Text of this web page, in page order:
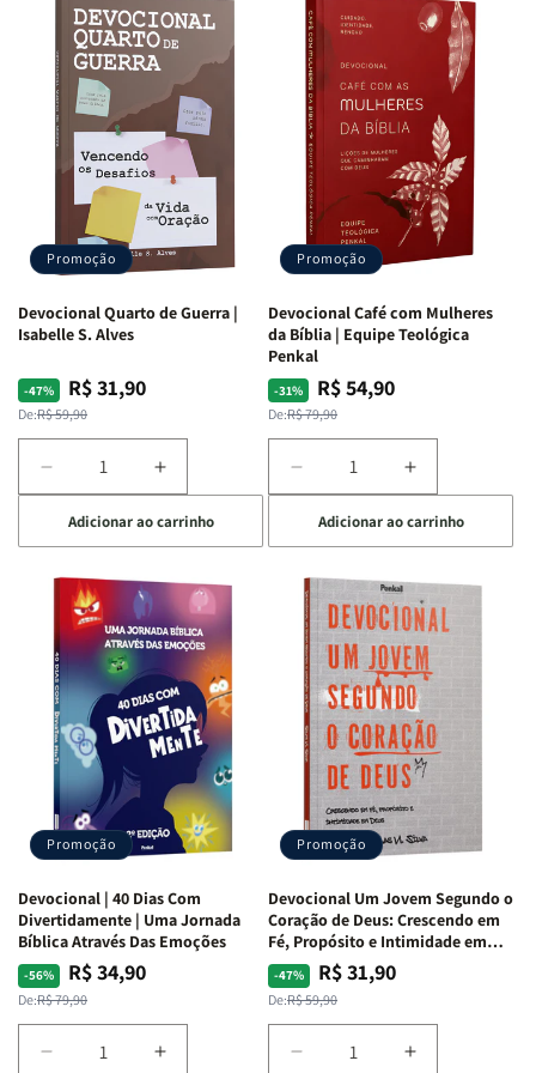
Promoção
Devocional Quarto de Guerra |
Isabelle S. Alves
-47%
Preço
normal
De:R$ 59,90
Preço
promocional
R$ 31,90
Diminuir
a
quantidade
de
Devocional
Quarto
de
Guerra
Isabelle
S.
Alves
Aumentar
a
quantidade
de
Devocional
Quarto
de
Guerra
|
Isabelle
S.
Alves
Adicionar ao carrinho
Promoção
Devocional Café com Mulheres
da Bíblia | Equipe Teológica
Penkal
-31%
Preço
normal
De:R$ 79,90
Preço
promocional
R$ 54,90
Diminuir
a
quantidade
de
Devocional
Café
com
Mulheres
da
Bíblia
Equipe
Teológica
Penkal
Aumentar
a
quantidade
de
Devocional
Café
com
Mulheres
da
Bíblia
|
Equipe
Teológica
Penkal
Adicionar ao carrinho
Promoção
Devocional | 40 Dias Com
Divertidamente | Uma Jornada
Bíblica Através Das Emoções
-56%
Preço
normal
De:R$ 79,90
Preço
promocional
R$ 34,90
Diminuir
Aumentar
Promoção
Devocional Um Jovem Segundo o
Coração de Deus: Crescendo em
Fé, Propósito e Intimidade em
Deus
-47%
Preço
normal
De:R$ 59,90
Preço
promocional
R$ 31,90
Diminuir
Aumentar